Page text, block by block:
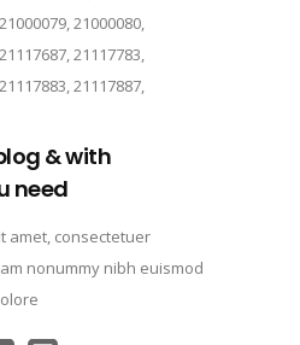
21000080,
21117783,
21117887,
& with
need
amet, consectetuer
nonummy nibh euismod